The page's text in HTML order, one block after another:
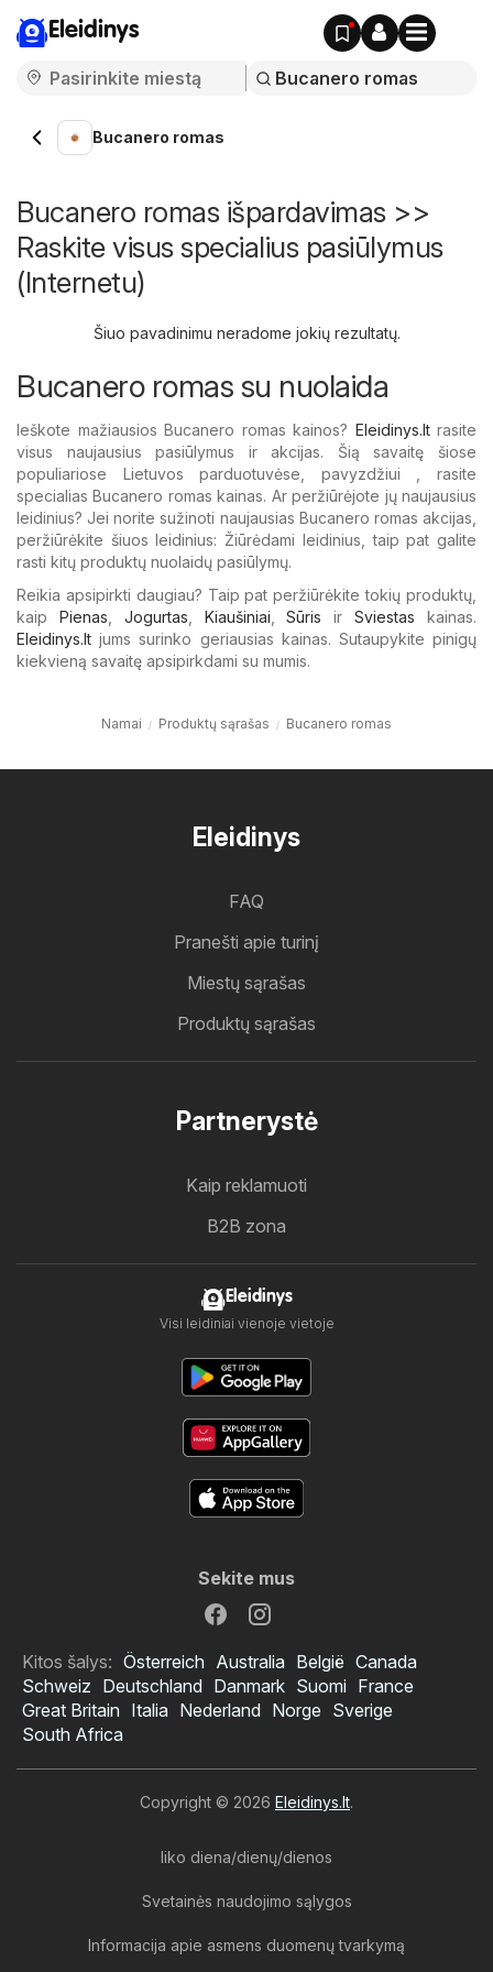
Eleidinys
Bucanero romas
Bucanero romas išpardavimas >>
Raskite visus specialius pasiūlymus
(Internetu)
Šiuo pavadinimu neradome jokių rezultatų.
Bucanero romas su nuolaida
Ieškote mažiausios Bucanero romas kainos? Eleidinys.ltrasite
visus naujausius pasiūlymus ir akcijas. Šią savaitę šiose
populiariose Lietuvos parduotuvėse, pavyzdžiui , rasite
specialias Bucanero romas kainas. Ar peržiūrėjote jų naujausius
leidinius? Jei norite sužinoti naujausias Bucanero romas akcijas,
peržiūrėkite šiuos leidinius: Žiūrėdami leidinius, taip pat galite
rasti kitų produktų nuolaidų pasiūlymų.
Reikia apsipirkti daugiau? Taip pat peržiūrėkite tokių produktų,
kaip Pienas Jogurtas Kiaušiniai ,Sūris irSviestas kainas.
Eleidinys.lt jums surinko geriausias kainas. Sutaupykite pinigų
kiekvieną savaitę apsipirkdami su mumis.
Namai Produktų sąrašas Bucanero romas
Eleidinys
FAQ
Pranešti apie turinį
Miestų sąrašas
Produktų sąrašas
Partnerystė
Kaip reklamuoti
B2B zona
Eleidinys
Visi leidiniai vienoje vietoje
Sekite mus
Kitos šalys: Österreich Australia België Canada
Schweiz Deutschland Danmark Suomi France
Great Britain Italia Nederland Norge Sverige
South Africa
Copyright © 2026 Eleidinys.lt.
liko diena/dienų/dienos
Svetainės naudojimo sąlygos
Informacija apie asmens duomenų tvarkymą